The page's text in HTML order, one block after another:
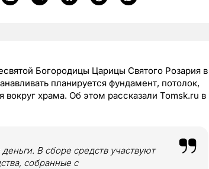
Богородицы Царицы Святого Розария в
планируется фундамент, потолок,
вокруг храма. Об этом рассказали Tomsk.ru в
В сборе средств участвуют
собранные с